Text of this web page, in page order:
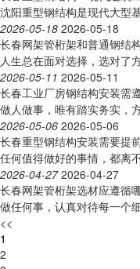
沈阳重型钢结构是现代大型
2026-05-18 2026-05-18
长春网架管桁架和普通钢结
人生总在面对选择，选对了
2026-05-11 2026-05-11
长春工业厂房钢结构安装需
做人做事，唯有踏实务实，
2026-05-06 2026-05-06
长春重型钢结构安装需要提
任何值得做好的事情，都离
2026-04-27 2026-04-27
长春网架管桁架选材应遵循
做任何事，认真对待每一个
<<
1
2